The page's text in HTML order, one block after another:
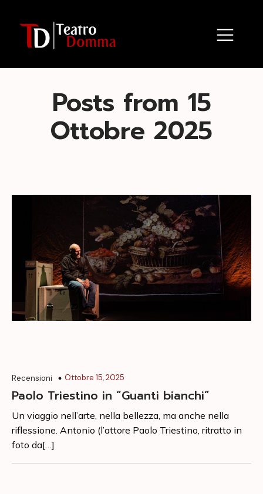
Posts from 15
Ottobre 2025
Recensioni Ottobre 15, 2025
Paolo Triestino in “Guanti bianchi”
Un viaggio nell’arte, nella bellezza, ma anche nella
riflessione. Antonio (l’attore Paolo Triestino, ritratto in
foto da[…]